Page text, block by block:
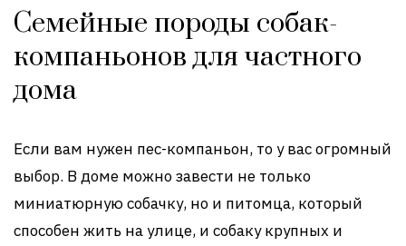
Семейные породы собак-
компаньонов для частного
дома
Если вам нужен пес-компаньон, то у вас огромный
выбор. В доме можно завести не только
миниатюрную собачку, но и питомца, который
способен жить на улице, и собаку крупных и